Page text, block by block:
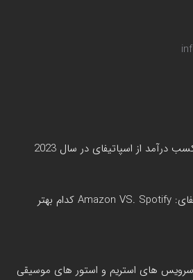
درآمد از اسپاتیفای در سال 2023
آمازون یا اسپاتیفای: Amazon VS. Spotify کدام بهتر
های استریم و استور های موسیقی